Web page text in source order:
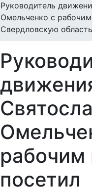
Руководитель
Омельченко с
Свердловскую область
рабочим
посетил